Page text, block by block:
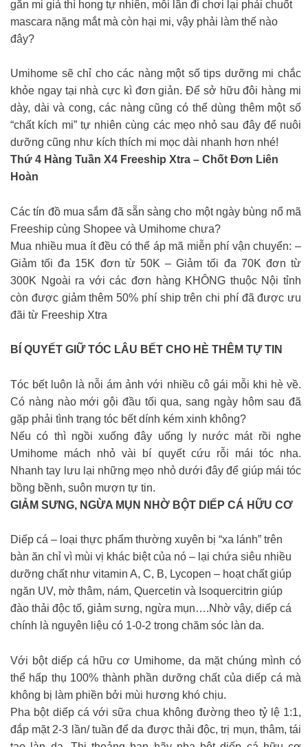
gắn mi giả thì hong tự nhiên, mỗi lần đi chơi lại phải chuốt
mascara nặng mắt mà còn hại mi, vậy phải làm thế nào
đây?
Umihome sẽ chỉ cho các nàng một số tips dưỡng mi chắc
khỏe ngay tại nhà cực kì đơn giản. Để sở hữu đôi hàng mi
dày, dài và cong, các nàng cũng có thể dùng thêm một số
“chất kích mi” tự nhiên cùng các mẹo nhỏ sau đây để nuôi
dưỡng cũng như kích thích mi mọc dài nhanh hơn nhé!
Thứ 4 Hàng Tuần X4 Freeship Xtra – Chốt Đơn Liên
Hoàn
Các tín đồ mua sắm đã sẵn sàng cho một ngày bùng nổ mã
Freeship cùng Shopee và Umihome chưa?
Mua nhiều mua ít đều có thể áp mã miễn phí vận chuyển: –
Giảm tối đa 15K đơn từ 50K – Giảm tối đa 70K đơn từ
300K Ngoài ra với các đơn hàng KHÔNG thuộc Nội tỉnh
còn được giảm thêm 50% phí ship trên chi phí đã được ưu
đãi từ Freeship Xtra
BÍ QUYẾT GIỮ TÓC LÂU BẾT CHO HÈ THÊM TỰ TIN
Tóc bết luôn là nỗi ám ảnh với nhiều cô gái mỗi khi hè về.
Có nàng nào mới gội đầu tối qua, sang ngày hôm sau đã
gặp phải tình trạng tóc bết dính kém xinh không?
Nếu có thì ngồi xuống đây uống ly nước mát rồi nghe
Umihome mách nhỏ vài bí quyết cứu rỗi mái tóc nha.
Nhanh tay lưu lại những mẹo nhỏ dưới đây để giúp mái tóc
bồng bềnh, suôn mượn tự tin.
GIẢM SƯNG, NGỪA MỤN NHỜ BỘT DIẾP CÁ HỮU CƠ
Diếp cá – loại thực phẩm thường xuyên bị “xa lánh” trên
bàn ăn chỉ vì mùi vị khác biệt của nó – lại chứa siêu nhiều
dưỡng chất như vitamin A, C, B, Lycopen – hoạt chất giúp
ngăn UV, mờ thâm, nám, Quercetin và Isoquercitrin giúp
đào thải độc tố, giảm sưng, ngừa mụn….Nhờ vậy, diếp cá
chính là nguyên liệu có 1-0-2 trong chăm sóc làn da.
Với bột diếp cá hữu cơ Umihome, da mặt chúng mình có
thể hấp thụ 100% thành phần dưỡng chất của diếp cá mà
không bị làm phiền bởi mùi hương khó chịu.
Pha bột diếp cá với sữa chua không đường theo tỷ lệ 1:1,
đắp mặt 2-3 lần/ tuần để da được thải độc, trị mụn, thâm, tái